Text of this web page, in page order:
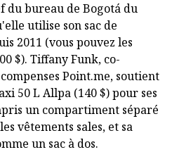
du bureau de Bogotá du
utilise son sac de
2011 (vous pouvez les
$). Tiffany Funk, co-
Point.me, soutient
50 L Allpa (140 $) pour ses
un compartiment séparé
vêtements sales, et sa
un sac à dos.